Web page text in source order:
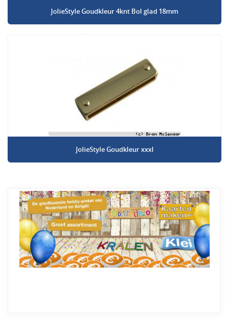
JolieStyle Goudkleur 4knt Bol glad 18mm
JolieStyle Goudkleur xxxl